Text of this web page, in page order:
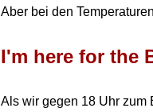
Aber bei den
I'm here for the
Als wir gegen 18 Uhr zum